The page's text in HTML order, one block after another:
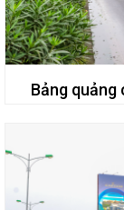
Bảng quảng